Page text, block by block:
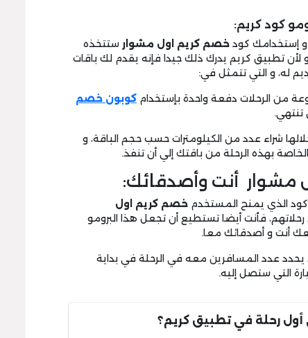
كود كريم:
و إستخدامك كود خصم كريم اول مشوار ستتخذه
تطبيق كريم يدرك ذلك جيدا فإنه يقدم لك باقات
له، و التي تتمثل في:
كوبون خصم
تنتهي.
شراء عدد من الكيلومترات حسب حجم الباقة، و
بهذه الرحلة من باقتك إلي أن تنفذ.
مشوار أنت وأصدقائك:
كود الذي يمنح المستخدم خصم كريم اول
فأنت أيضا تستطيع أن تجعل هذا البرومو
أنت و أصدقائك معا.
عدد المسافرين معه في الرحلة في بداية
التي ستصل إليه.
رحلة في تطبيق كريم؟